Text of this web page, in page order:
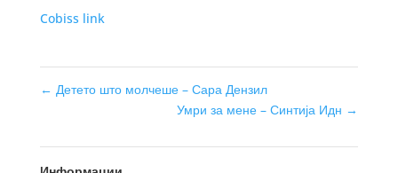
Cobiss link
← Детето што молчеше – Сара Дензил
Умри за мене – Синтија Идн →